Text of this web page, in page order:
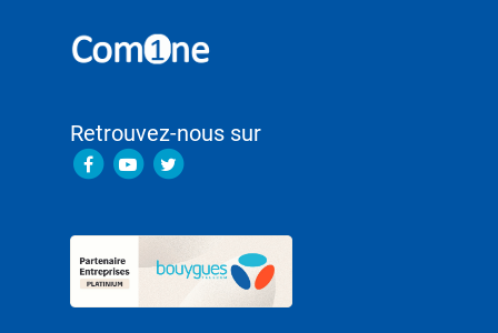
Retrouvez-nous sur